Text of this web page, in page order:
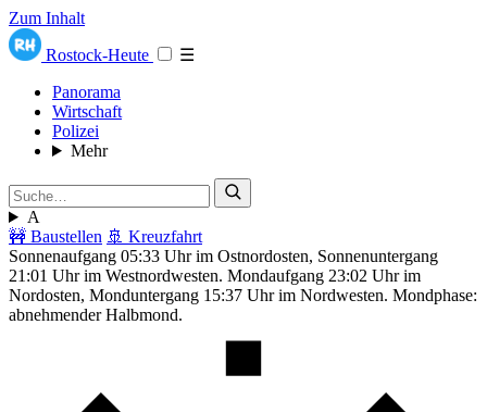
Zum Inhalt
Rostock-Heute
☰
Panorama
Wirtschaft
Polizei
Mehr
A
🚧 Baustellen 🚢 Kreuzfahrt
Sonnenaufgang 05:33 Uhr im Ostnordosten, Sonnenuntergang
21:01 Uhr im Westnordwesten. Mondaufgang 23:02 Uhr im
Nordosten, Monduntergang 15:37 Uhr im Nordwesten. Mondphase:
abnehmender Halbmond.